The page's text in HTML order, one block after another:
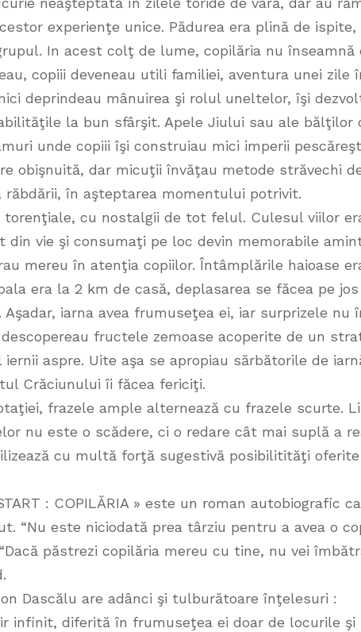
experienţe unice. Pădurea era plină de ispite,
In acest colţ de lume, copilăria nu înseamnă
copiii deveneau utili familiei, aventura unei zile
deprindeau mânuirea şi rolul uneltelor, îşi
la bun sfârşit. Apele Jiului sau ale bălţilor
unde copiii îşi construiau mici imperii
obişnuită, dar micuţii învăţau metode străvechi
în aşteptarea momentului potrivit.
cu nostalgii de tot felul. Culesul viilor
vie şi consumaţi pe loc devin memorabile
mereu în atenţia copiilor. Întâmplările haioase
era la 2 km de casă, deplasarea se făcea pe
iarna avea frumuseţea ei, iar surprizele nu
fructele zemoase acoperite de un
aspre. Uite aşa se apropiau sărbătorile de
Crăciunului îi făcea fericiţi.
frazele ample alternează cu frazele scurte.
nu este o scădere, ci o redare cât mai suplă a
cu multă forţă sugestivă posibilitităţi
: COPILĂRIA » este un roman autobiografic
“Nu este niciodată prea târziu pentru a avea o
păstrezi copilăria mereu cu tine, nu vei
Dascălu are adânci şi tulburătoare înţelesuri :
infinit, diferită în frumuseţea ei doar de locurile şi